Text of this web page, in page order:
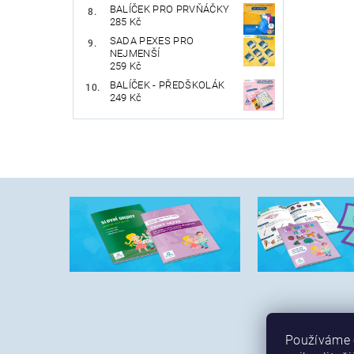
BALÍČEK PRO PRVŇÁČKY
285 Kč
SADA PEXES PRO
NEJMENŠÍ
259 Kč
BALÍČEK - PŘEDŠKOLÁK
249 Kč